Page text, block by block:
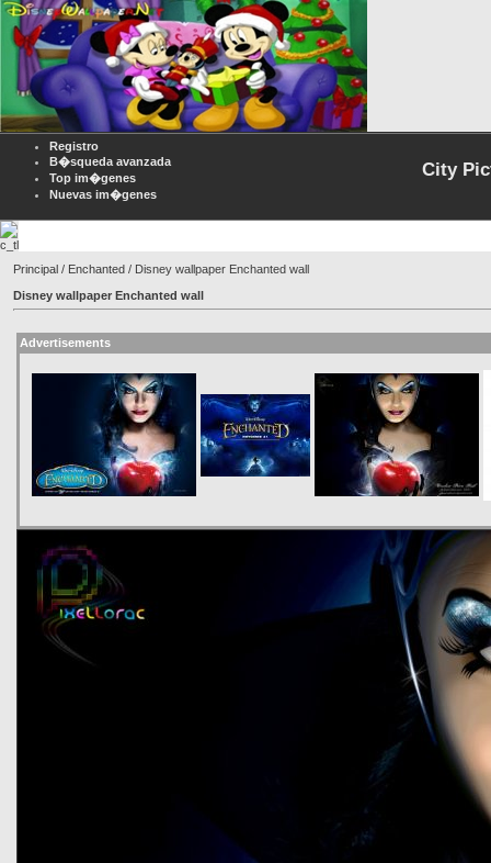
Registro
B�squeda avanzada
Top im�genes
Nuevas im�genes
City
Principal / Enchanted / Disney wallpaper Enchanted wall
Disney wallpaper Enchanted wall
Advertisements